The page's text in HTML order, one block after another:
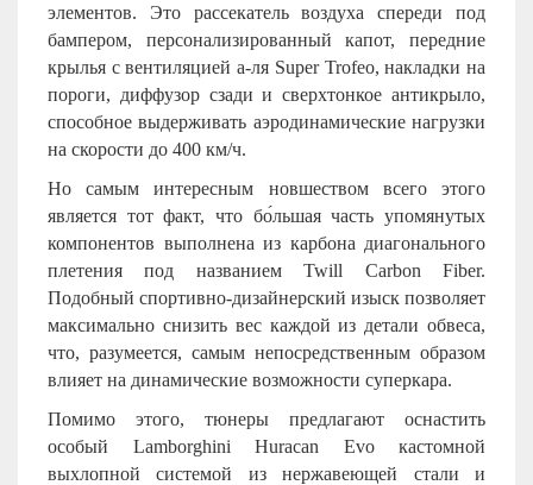
элементов. Это рассекатель воздуха спереди под
бампером, персонализированный капот, передние
крылья с вентиляцией а-ля Super Trofeo, накладки на
пороги, диффузор сзади и сверхтонкое антикрыло,
способное выдерживать аэродинамические нагрузки
на скорости до 400 км/ч.
Но самым интересным новшеством всего этого
является тот факт, что бо́льшая часть упомянутых
компонентов выполнена из карбона диагонального
плетения под названием Twill Carbon Fiber.
Подобный спортивно-дизайнерский изыск позволяет
максимально снизить вес каждой из детали обвеса,
что, разумеется, самым непосредственным образом
влияет на динамические возможности суперкара.
Помимо этого, тюнеры предлагают оснастить
особый Lamborghini Huracan Evo кастомной
выхлопной системой из нержавеющей стали и